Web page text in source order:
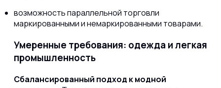
возможность параллельной торговли
маркированными и немаркированными товарами.
Умеренные требования: одежда и легкая
промышленность
Сбалансированный подход к модной